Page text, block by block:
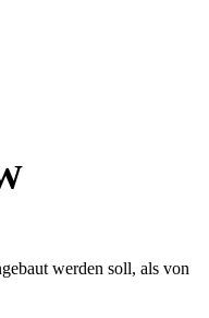
werden soll, als von